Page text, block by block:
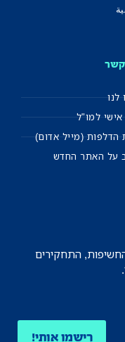
קשר
לנו
אישי למו"ל
הדלפות (מייל אדום)
על האתר החדש
התחקירים
רישמו אותי!